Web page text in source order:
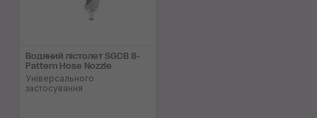
Водяний пістолет SGCB 8-
Pattern Hose Nozzle
Універсального
застосування